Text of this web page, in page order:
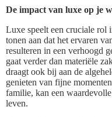
De impact van luxe op je
Luxe speelt een cruciale
tonen aan dat het ervaren
resulteren in een verhoogd
gaat verder dan materiële
draagt ook bij aan de
genieten van fijne
familie, kan een
leven.